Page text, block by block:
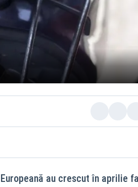
au crescut în aprilie